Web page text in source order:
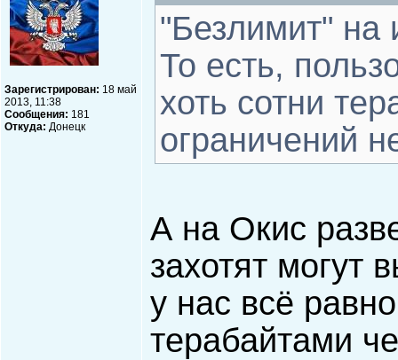
Зарегистрирован: 18 май
2013, 11:38
Сообщения: 181
Откуда: Донецк
"Безлимит" на
То есть,
хоть сотни
ограничений
А на Окис
захотят могут
у нас всё
терабайтами